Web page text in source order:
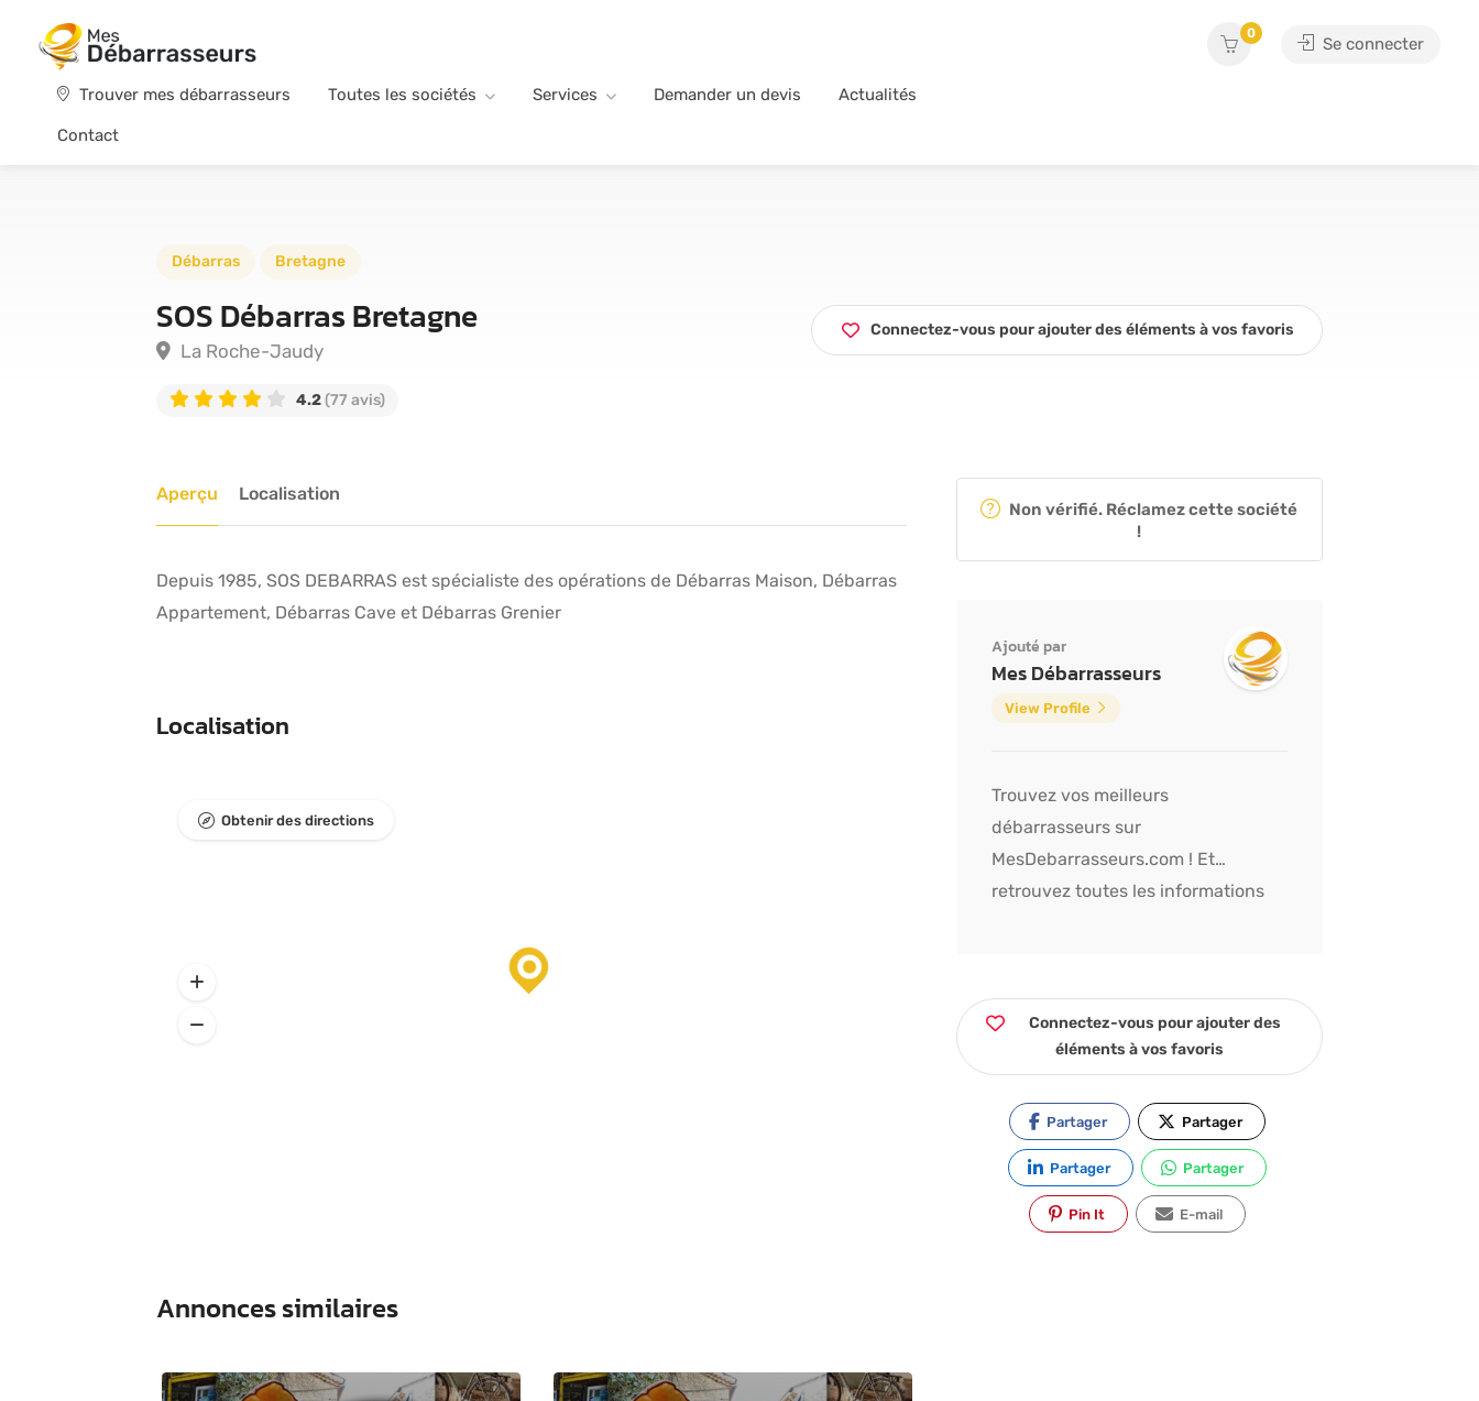
Trouver mes débarrasseurs Toutes les sociétés Services Demander un devis Actualités
Contact
0
Se connecter
Débarras Bretagne
SOS Débarras Bretagne
La Roche-Jaudy
4.2(77 avis)
Connectez-vous pour ajouter des éléments à vos favoris
Aperçu Localisation
Depuis 1985, SOS DEBARRAS est spécialiste des opérations de Débarras Maison, Débarras
Appartement, Débarras Cave et Débarras Grenier
Localisation
Obtenir des directions
Annonces similaires
Non vérifié. Réclamez cette société
!
Ajouté par
Mes Débarrasseurs
View Profile
Trouvez vos meilleurs
débarrasseurs sur
MesDebarrasseurs.com ! Et
retrouvez toutes les informations
Connectez-vous pour ajouter des
éléments à vos favoris
Partager Partager
Partager Partager
Pin It E-mail